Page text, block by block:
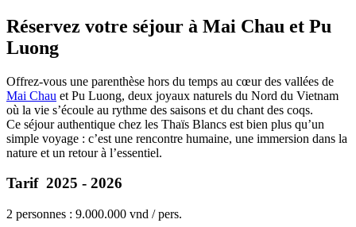
Réservez votre séjour à Mai Chau et Pu
Luong
Offrez-vous une parenthèse hors du temps au cœur des vallées de
Mai Chau et Pu Luong, deux joyaux naturels du Nord du Vietnam
où la vie s’écoule au rythme des saisons et du chant des coqs.
Ce séjour authentique chez les Thaïs Blancs est bien plus qu’un
simple voyage : c’est une rencontre humaine, une immersion dans la
nature et un retour à l’essentiel.
Tarif 2025 - 2026
2 personnes : 9.000.000 vnd / pers.